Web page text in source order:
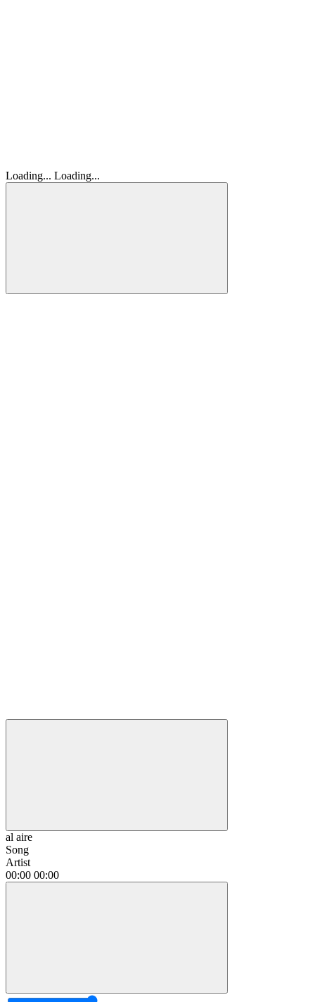
Loading... Loading...
al aire
Song
Artist
00:00 00:00